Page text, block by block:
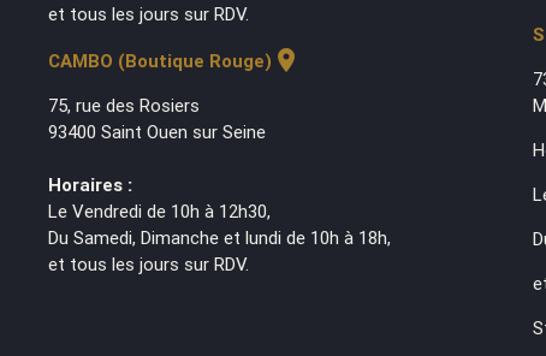
et tous les jours sur RDV.
CAMBO (Boutique Rouge) location_on
75, rue des Rosiers
93400 Saint Ouen sur Seine
Horaires :
Le Vendredi de 10h à 12h30,
Du Samedi, Dimanche et lundi de 10h à 18h,
et tous les jours sur RDV.